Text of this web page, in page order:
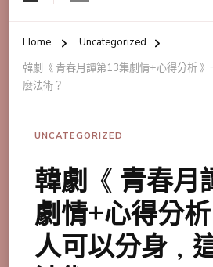
Home
Uncategorized
韓劇《 青春月譚第13集劇情+心得分析
麼法術？
UNCATEGORIZED
韓劇《 青春月
劇情+心得分
人可以分身，